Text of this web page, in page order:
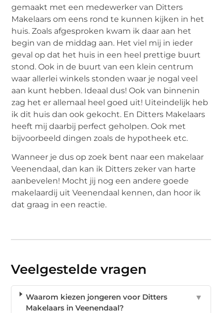
gemaakt met een medewerker van Ditters
Makelaars om eens rond te kunnen kijken in het
huis. Zoals afgesproken kwam ik daar aan het
begin van de middag aan. Het viel mij in ieder
geval op dat het huis in een heel prettige buurt
stond. Ook in de buurt van een klein centrum
waar allerlei winkels stonden waar je nogal veel
aan kunt hebben. Ideaal dus! Ook van binnenin
zag het er allemaal heel goed uit! Uiteindelijk heb
ik dit huis dan ook gekocht. En Ditters Makelaars
heeft mij daarbij perfect geholpen. Ook met
bijvoorbeeld dingen zoals de hypotheek etc.
Wanneer je dus op zoek bent naar een makelaar
Veenendaal, dan kan ik Ditters zeker van harte
aanbevelen! Mocht jij nog een andere goede
makelaardij uit Veenendaal kennen, dan hoor ik
dat graag in een reactie.
Veelgestelde vragen
Waarom kiezen jongeren voor Ditters
Makelaars in Veenendaal?
▼